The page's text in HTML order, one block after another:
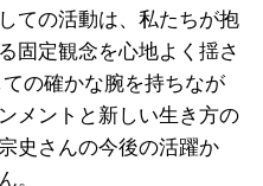
ての活動は、私たちが抱
固定観念を心地よく揺さ
の確かな腕を持ちなが
メントと新しい生き方の
史さんの今後の活躍か
。